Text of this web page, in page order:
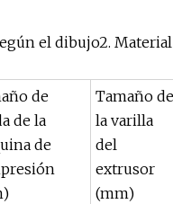
el dibujo2.
de
de la
de
Tamaño de
la varilla
del
extrusor
(mm)